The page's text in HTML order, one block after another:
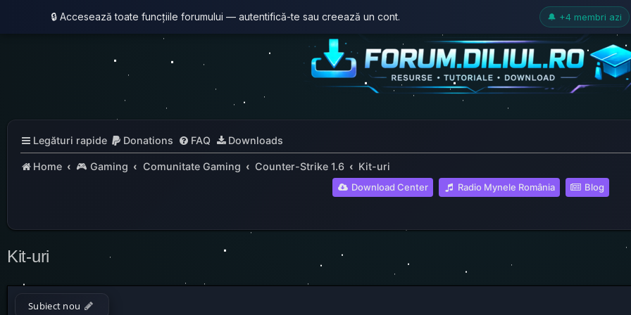
🔒 Accesează toate funcțiile forumului — autentifică-te sau creează un cont. 🔔 +4 membri azi
Legături rapide Donations FAQ Downloads
Home 🎮 Gaming Comunitate Gaming Counter-Strike 1.6 Kit-uri
Download Center Radio Mynele România(Opens a new tab)
Blog
Kit-uri
Subiect nou